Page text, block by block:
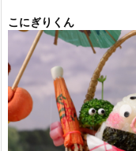
こにぎりくん